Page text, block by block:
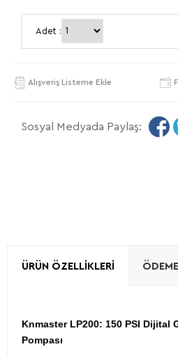
Adet :
Alışveriş Listeme Ekle
Sosyal Medyada Paylaş:
ÜRÜN ÖZELLIKLERI
Knmaster LP200: 150 PSI Dijital
Pompası